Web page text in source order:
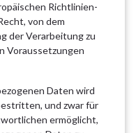
Richtlinien-
von dem
der Verarbeitung zu
Voraussetzungen
Daten wird
und zwar für
ermöglicht,